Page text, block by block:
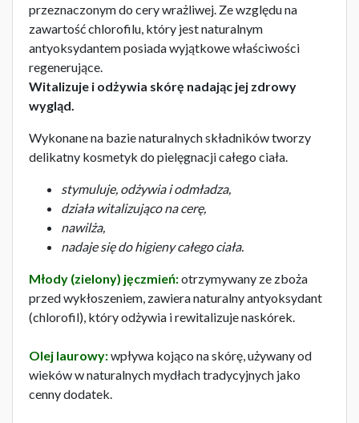
przeznaczonym do cery wrażliwej. Ze względu na
zawartość chlorofilu, który jest naturalnym
antyoksydantem posiada wyjątkowe właściwości
regenerujące.
Witalizuje i odżywia skórę nadając jej zdrowy
wygląd.
Wykonane na bazie naturalnych składników tworzy
delikatny kosmetyk do pielęgnacji całego ciała.
stymuluje, odżywia i odmładza,
działa witalizująco na cerę,
nawilża,
nadaje się do higieny całego ciała.
Młody (zielony) jęczmień:otrzymywany ze zboża
przed wykłoszeniem, zawiera naturalny antyoksydant
(chlorofil), który odżywia i rewitalizuje naskórek.
Olej laurowy:wpływa kojąco na skórę, używany od
wieków w naturalnych mydłach tradycyjnych jako
cenny dodatek.